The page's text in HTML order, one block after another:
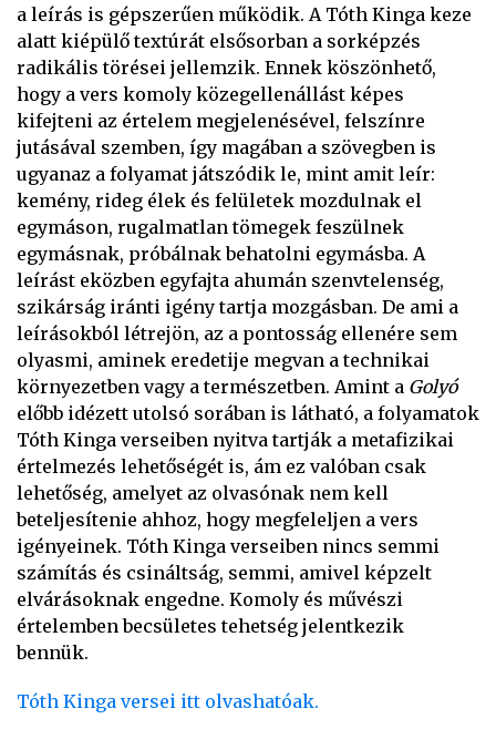
a leírás is gépszerűen működik. A Tóth Kinga keze
alatt kiépülő textúrát elsősorban a sorképzés
radikális törései jellemzik. Ennek köszönhető,
hogy a vers komoly közegellenállást képes
kifejteni az értelem megjelenésével, felszínre
jutásával szemben, így magában a szövegben is
ugyanaz a folyamat játszódik le, mint amit leír:
kemény, rideg élek és felületek mozdulnak el
egymáson, rugalmatlan tömegek feszülnek
egymásnak, próbálnak behatolni egymásba. A
leírást eközben egyfajta ahumán szenvtelenség,
szikárság iránti igény tartja mozgásban. De ami a
leírásokból létrejön, az a pontosság ellenére sem
olyasmi, aminek eredetije megvan a technikai
környezetben vagy a természetben. Amint a Golyó
előbb idézett utolsó sorában is látható, a folyamatok
Tóth Kinga verseiben nyitva tartják a metafizikai
értelmezés lehetőségét is, ám ez valóban csak
lehetőség, amelyet az olvasónak nem kell
beteljesítenie ahhoz, hogy megfeleljen a vers
igényeinek. Tóth Kinga verseiben nincs semmi
számítás és csináltság, semmi, amivel képzelt
elvárásoknak engedne. Komoly és művészi
értelemben becsületes tehetség jelentkezik
bennük.
Tóth Kinga versei itt olvashatóak.